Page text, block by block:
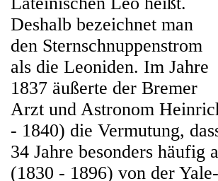
Deshalb bezeichnet man
den Sternschnuppenstrom
als die Leoniden. Im Jahre
1837 äußerte der Bremer
Arzt und Astronom
- 1840) die Vermutung,
34 Jahre besonders
(1830 - 1896) von der